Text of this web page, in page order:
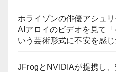
ホライゾンの俳優アシュ
AIアロイのビデオを見て
いう芸術形式に不安を感
JFrogとNVIDIAが提携し